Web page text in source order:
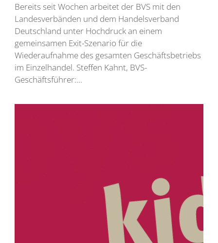
Bereits seit Wochen arbeitet der BVS mit den
Landesverbänden und dem Handelsverband
Deutschland unter Hochdruck an einem
gemeinsamen Exit-Szenario für die
Wiederaufnahme des gesamten Geschäftsbetriebs
im Einzelhandel. Steffen Kahnt, BVS-
Geschäftsführer:...